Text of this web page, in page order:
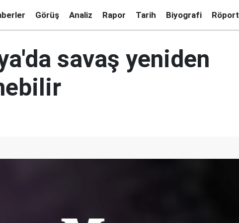
Görüş Analiz Rapor Tarih Biyografi
savaş yeniden